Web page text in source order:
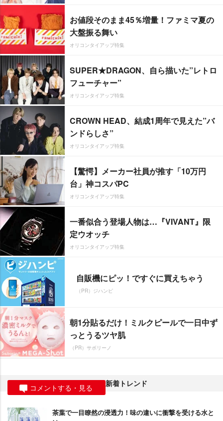
お値段そのまま45％増量！ファミマ夏の
大盤振る舞い
オリコンタイアップ特集
SUPER★DRAGON、自ら描いた”レトロ
フューチャー”
オリコンタイアップ特集
CROWN HEAD、結成1周年で見えた”バ
ンドらしさ”
オリコンタイアップ特集
【驚愕】メーカー社員が推す「10万円
台」神コスパPC
オリコンタイアップ特集
一番似合う登場人物は…『VIVANT』限
定ウオッチ
オリコンタイアップ特集
自販機にピッ！ですぐに買えちゃう
（PR）ジハンピ
朝1分貼るだけ！ミルクピールで一日中ず
っとうるツヤ肌
（PR）サボリーノ
コメントする・見る 新着トレンド
茶葉で一目瞭然の浸透力！味の違いに衝撃を受ける水と